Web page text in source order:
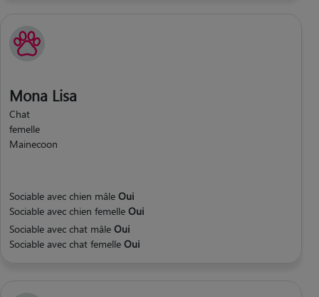
Mona Lisa
Chat
femelle
Mainecoon
Sociable avec chien mâle Oui
Sociable avec chien femelle Oui
Sociable avec chat mâle Oui
Sociable avec chat femelle Oui